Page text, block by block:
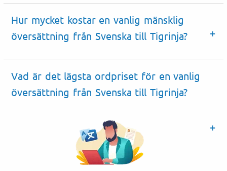
Hur mycket kostar en vanlig mänsklig
översättning från Svenska till Tigrinja?
Vad är det lägsta ordpriset för en vanlig
översättning från Svenska till Tigrinja?